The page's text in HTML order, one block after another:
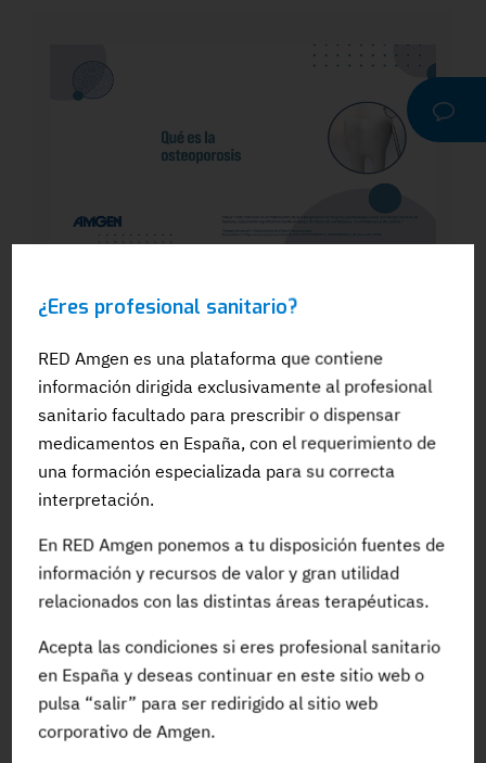
¿Eres profesional sanitario?
RED Amgen es una plataforma que contiene
información dirigida exclusivamente al profesional
sanitario facultado para prescribir o dispensar
medicamentos en España, con el requerimiento de
una formación especializada para su correcta
interpretación.
En RED Amgen ponemos a tu disposición fuentes de
información y recursos de valor y gran utilidad
relacionados con las distintas áreas terapéuticas.
Acepta las condiciones si eres profesional sanitario
en España y deseas continuar en este sitio web o
pulsa “salir” para ser redirigido al sitio web
corporativo de Amgen.
Dra. Silvia González: El papel del
pacientes en tratamiento para la OP: Qué
es la osteoporosis
ACCEDE A TODA LA FORMACIÓN